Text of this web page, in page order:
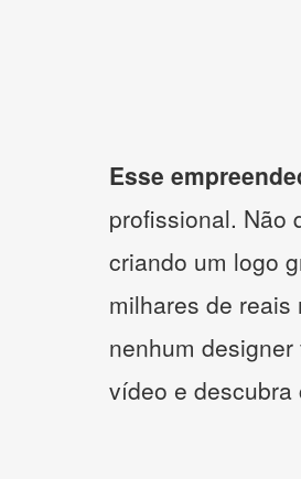
Esse
profissional. Não
criando um logo
milhares de
nenhum
vídeo e descubra